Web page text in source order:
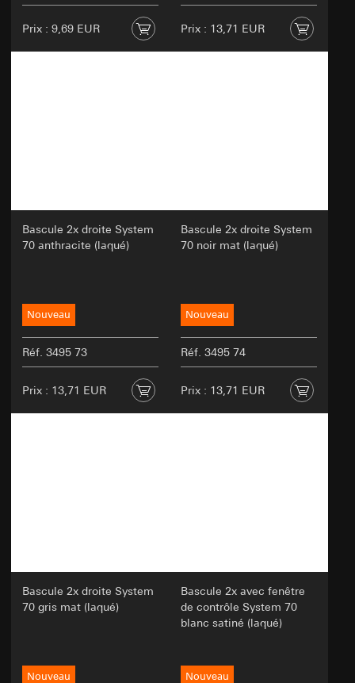
Prix : 9,69 EUR Prix : 13,71 EUR
Bascule 2x droite System
70 anthracite (laqué)
Nouveau
Réf. 3495 73
Prix : 13,71 EUR
Bascule 2x droite System
70 noir mat (laqué)
Nouveau
Réf. 3495 74
Prix : 13,71 EUR
Bascule 2x droite System
70 gris mat (laqué)
Nouveau
Bascule 2x avec fenêtre
de contrôle System 70
blanc satiné (laqué)
Nouveau